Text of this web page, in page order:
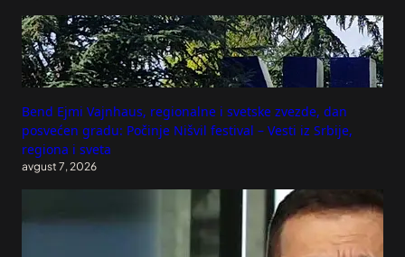
Bend Ejmi Vajnhaus, regionalne i svetske zvezde, dan
posvećen gradu: Počinje Nišvil festival – Vesti iz Srbije,
regiona i sveta
avgust 7, 2026